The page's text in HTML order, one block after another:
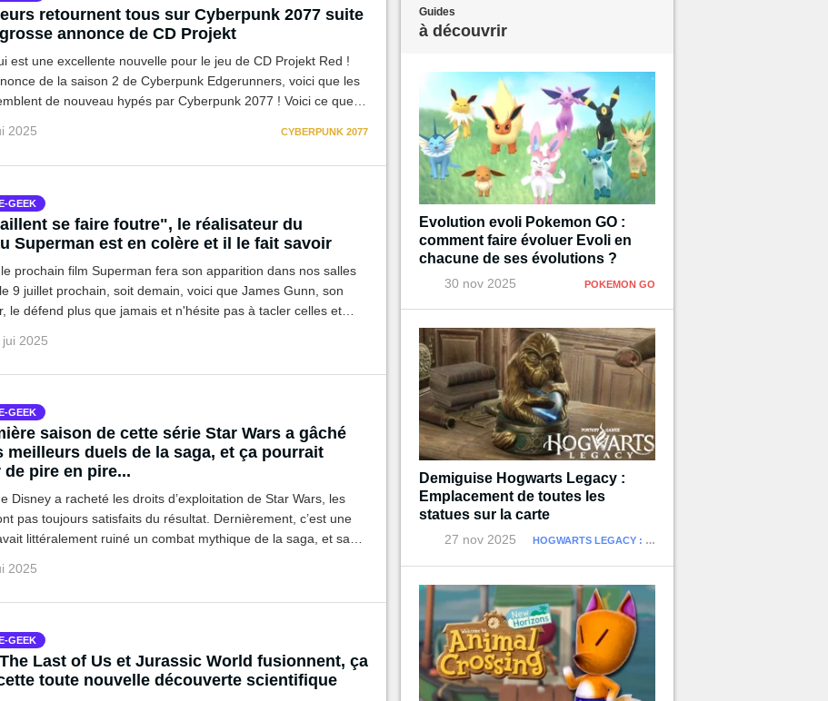
retournent tous sur Cyberpunk 2077 suite
annonce de CD Projekt
est une excellente nouvelle pour le jeu de CD Projekt Red !
de la saison 2 de Cyberpunk Edgerunners, voici que les
de nouveau hypés par Cyberpunk 2077 ! Voici ce que
2025 CYBERPUNK 2077
GEEK
se faire foutre", le réalisateur du
Superman est en colère et il le fait savoir
prochain film Superman fera son apparition dans nos salles
9 juillet prochain, soit demain, voici que James Gunn, son
le défend plus que jamais et n'hésite pas à tacler celles et
jui 2025
GEEK
saison de cette série Star Wars a gâché
meilleurs duels de la saga, et ça pourrait
de pire en pire...
Disney a racheté les droits d’exploitation de Star Wars, les
pas toujours satisfaits du résultat. Dernièrement, c’est une
littéralement ruiné un combat mythique de la saga, et sa
2025
GEEK
Last of Us et Jurassic World fusionnent, ça
toute nouvelle découverte scientifique
Guides
à découvrir
Evolution evoli Pokemon GO :
comment faire évoluer Evoli en
chacune de ses évolutions ?
30 nov 2025 POKEMON GO
Demiguise Hogwarts Legacy :
Emplacement de toutes les
statues sur la carte
27 nov 2025 HOGWARTS LEGACY : L'HÉRITAGE DE POUDLARD